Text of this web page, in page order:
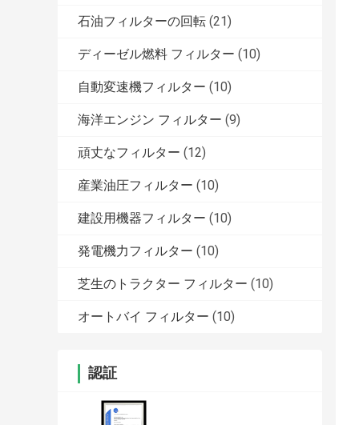
石油フィルターの回転 (21)
ディーゼル燃料 フィルター (10)
自動変速機フィルター (10)
海洋エンジン フィルター (9)
頑丈なフィルター (12)
産業油圧フィルター (10)
建設用機器フィルター (10)
発電機力フィルター (10)
芝生のトラクター フィルター (10)
オートバイ フィルター (10)
認証